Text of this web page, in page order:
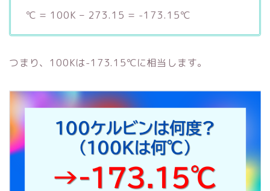
℃ = 100K – 273.15 = -173.15℃
つまり、100Kは-173.15℃に相当します。